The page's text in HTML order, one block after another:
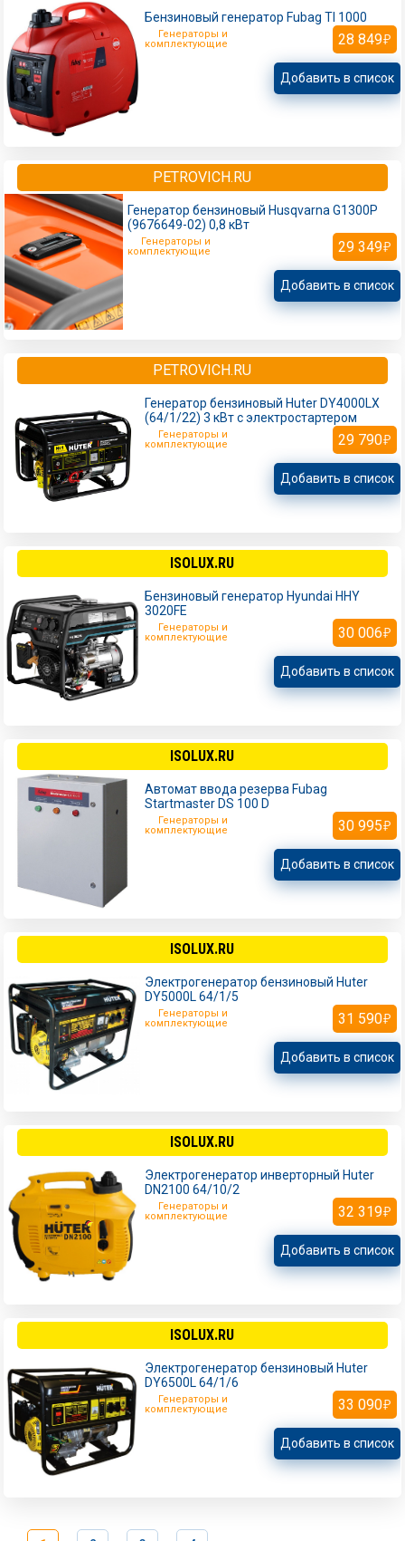
Бензиновый генератор Fubag TI 1000
Генераторы и
комплектующие
28 849
Добавить в список
PETROVICH.RU
Генератор бензиновый Husqvarna G1300P
(9676649-02) 0,8 кВт
Генераторы и
комплектующие
29 349
Добавить в список
PETROVICH.RU
Генератор бензиновый Huter DY4000LX
(64/1/22) 3 кВт с электростартером
Генераторы и
комплектующие
29 790
Добавить в список
ISOLUX.RU
Бензиновый генератор Hyundai HHY
3020FE
Генераторы и
комплектующие
30 006
Добавить в список
ISOLUX.RU
Автомат ввода резерва Fubag
Startmaster DS 100 D
Генераторы и
комплектующие
30 995
Добавить в список
ISOLUX.RU
Электрогенератор бензиновый Huter
DY5000L 64/1/5
Генераторы и
комплектующие
31 590
Добавить в список
ISOLUX.RU
Электрогенератор инверторный Huter
DN2100 64/10/2
Генераторы и
комплектующие
32 319
Добавить в список
ISOLUX.RU
Электрогенератор бензиновый Huter
DY6500L 64/1/6
Генераторы и
комплектующие
33 090
Добавить в список